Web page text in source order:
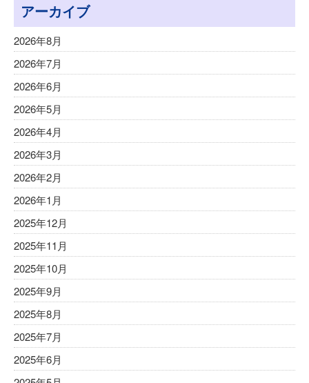
アーカイブ
2026年8月
2026年7月
2026年6月
2026年5月
2026年4月
2026年3月
2026年2月
2026年1月
2025年12月
2025年11月
2025年10月
2025年9月
2025年8月
2025年7月
2025年6月